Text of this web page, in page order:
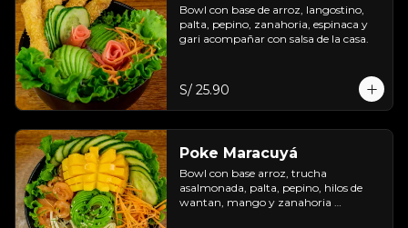
Bowl con base de arroz, langostino,
palta, pepino, zanahoria, espinaca y
gari acompañar con salsa de la casa.
S/ 25.90
Poke Maracuyá
Bowl con base arroz, trucha
asalmonada, palta, pepino, hilos de
wantan, mango y zanahoria